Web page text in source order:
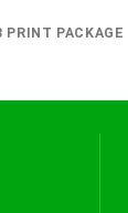
PRINT PACKAGE